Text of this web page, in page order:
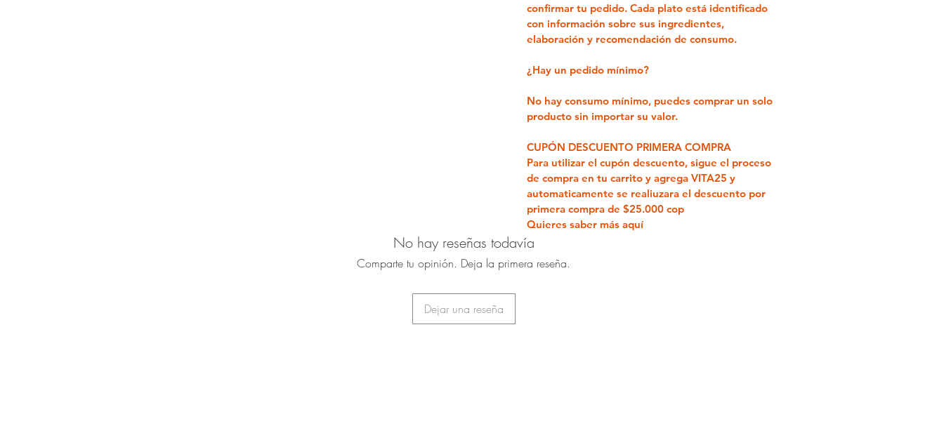
confirmar tu pedido. Cada plato está identificado
con información sobre sus ingredientes,
elaboración y recomendación de consumo.
¿Hay un pedido mínimo?
No hay consumo mínimo, puedes comprar un solo
producto sin importar su valor.
CUPÓN DESCUENTO PRIMERA COMPRA
Para utilizar el cupón descuento, sigue el proceso
de compra en tu carrito y agrega VITA25 y
automaticamente se realiuzara el descuento por
primera compra de $25.000 cop
Quieres saber más aquí
No hay reseñas todavía
Comparte tu opinión. Deja la primera reseña.
Dejar una reseña